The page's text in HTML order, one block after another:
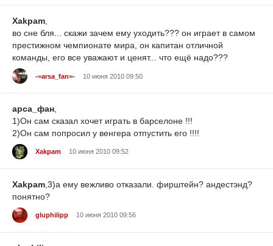
Xakpam,
во сне бля... скажи зачем ему уходить??? он играет в самом
престижном чемпионате мира, он капитан отличной
команды, его все уважают и ценят... что ещё надо???
-=arsa_fan=- 10 июня 2010 09:50
арса_фан,
1)Он сам сказал хочет играть в барселоне !!!
2)Он сам попросил у венгера отпустить его !!!!
Xakpam 10 июня 2010 09:52
Xakpam ,3)а ему вежливо отказали. фирштейн? андестэнд?
понятно?
gluphilipp 10 июня 2010 09:56